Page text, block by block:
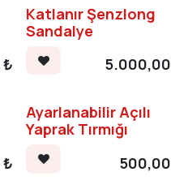
₺
Katlanır Şenzlong
Sandalye
5.000,00
₺
Ayarlanabilir Açılı
Yaprak Tırmığı
500,00